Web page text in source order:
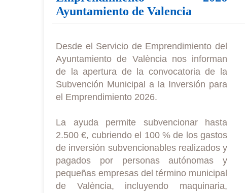
Ayuntamiento de Valencia
Desde el Servicio de Emprendimiento del
Ayuntamiento de València nos informan
de la apertura de la convocatoria de la
Subvención Municipal a la Inversión para
el Emprendimiento 2026.
La ayuda permite subvencionar hasta
2.500 €, cubriendo el 100 % de los gastos
de inversión subvencionables realizados y
pagados por personas autónomas y
pequeñas empresas del término municipal
de València, incluyendo maquinaria,